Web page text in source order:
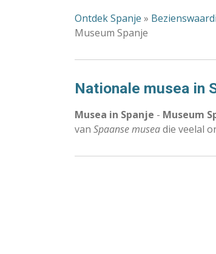
Ontdek Spanje »
Museum Spanje
Nationale musea in
Musea in Spanje - Museum
van Spaanse museadie veelal